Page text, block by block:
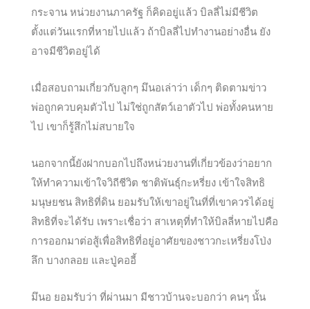
กระจาน หน่วยงานภาครัฐ ก็คิดอยู่แล้ว บิลลี่ไม่มีชีวิต
ตั้งแต่วันแรกที่หายไปแล้ว ถ้าบิลลี่ไปทำงานอย่างอื่น ยัง
อาจมีชีวิตอยู่ได้
เมื่อสอบถามเกี่ยวกับลูกๆ มึนอเล่าว่า เด็กๆ ติดตามข่าว
พ่อถูกควบคุมตัวไป ไม่ใช่ถูกสัตว์เอาตัวไป พ่อทั้งคนหาย
ไป เขาก็รู้สึกไม่สบายใจ
นอกจากนี้ยังฝากบอกไปถึงหน่วยงานที่เกี่ยวข้องว่าอยาก
ให้ทำความเข้าใจวิถีชีวิต ชาติพันธุ์กะหรี่ยง เข้าใจสิทธิ
มนุษยชน สิทธิที่ดิน ยอมรับให้เขาอยู่ในที่ที่เขาควรได้อยู่
สิทธิที่จะได้รับ เพราะเชื่อว่า สาเหตุที่ทำให้บิลลี่หายไปคือ
การออกมาต่อสู้เพื่อสิทธิที่อยู่อาศัยของชาวกะเหรี่ยงโป่ง
ลึก บางกลอย และปู่คออี้
มึนอ ยอมรับว่า ที่ผ่านมา มีชาวบ้านจะบอกว่า คนๆ นั้น